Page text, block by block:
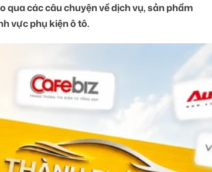
qua các câu chuyện về dịch vụ, sản phẩm
vực phụ kiện ô tô.